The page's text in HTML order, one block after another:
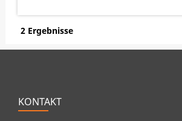
2 Ergebnisse
KONTAKT